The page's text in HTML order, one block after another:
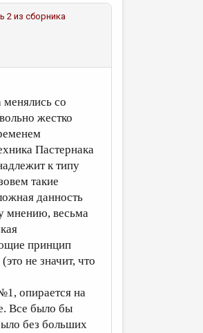
2 из сборника
менялись со
жестко
Пастернака
к типу
такие
данность
мнению, весьма
принцип
не значит, что
опирается на
Все было бы
без больших